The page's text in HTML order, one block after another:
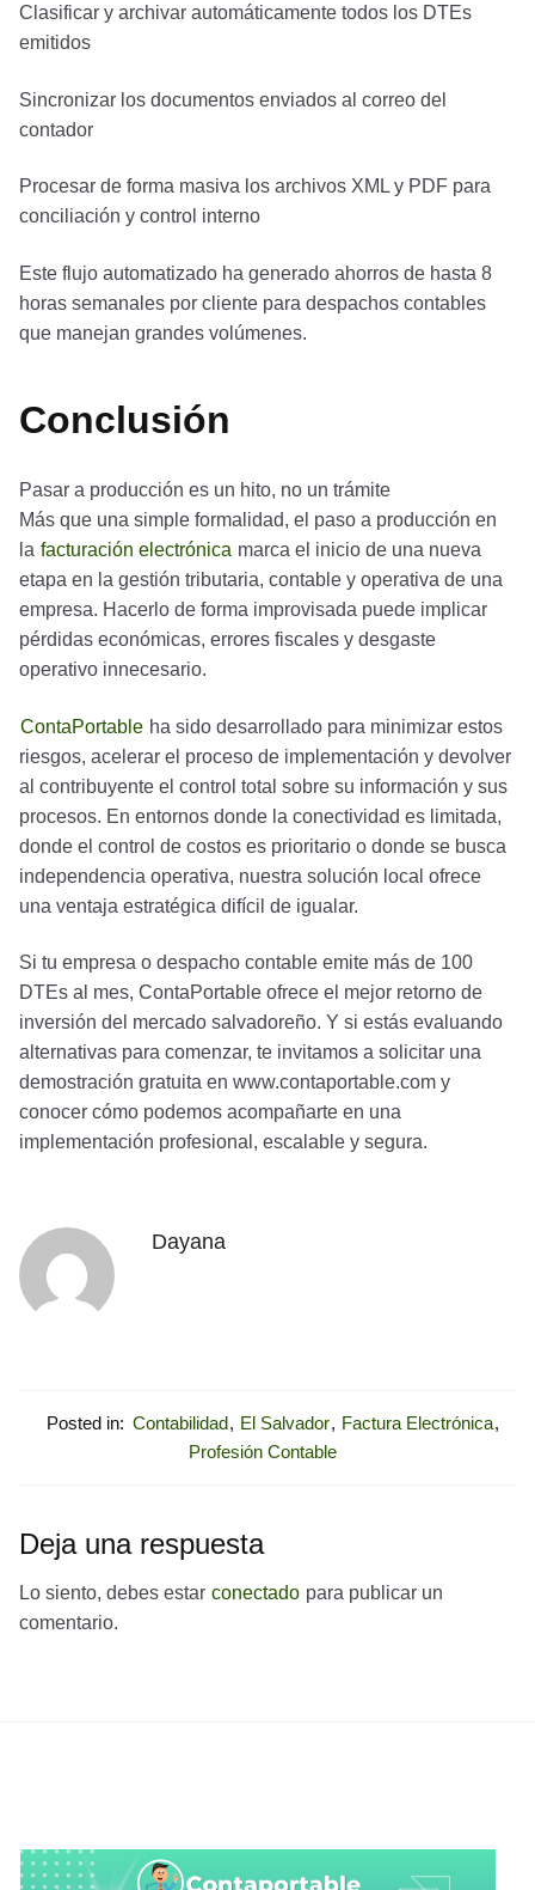
Clasificar y archivar automáticamente todos los DTEs
emitidos
Sincronizar los documentos enviados al correo del
contador
Procesar de forma masiva los archivos XML y PDF para
conciliación y control interno
Este flujo automatizado ha generado ahorros de hasta 8
horas semanales por cliente para despachos contables
que manejan grandes volúmenes.
Conclusión
Pasar a producción es un hito, no un trámite
Más que una simple formalidad, el paso a producción en
la facturación electrónica marca el inicio de una nueva
etapa en la gestión tributaria, contable y operativa de una
empresa. Hacerlo de forma improvisada puede implicar
pérdidas económicas, errores fiscales y desgaste
operativo innecesario.
ContaPortable ha sido desarrollado para minimizar estos
riesgos, acelerar el proceso de implementación y devolver
al contribuyente el control total sobre su información y sus
procesos. En entornos donde la conectividad es limitada,
donde el control de costos es prioritario o donde se busca
independencia operativa, nuestra solución local ofrece
una ventaja estratégica difícil de igualar.
Si tu empresa o despacho contable emite más de 100
DTEs al mes, ContaPortable ofrece el mejor retorno de
inversión del mercado salvadoreño. Y si estás evaluando
alternativas para comenzar, te invitamos a solicitar una
demostración gratuita en www.contaportable.com y
conocer cómo podemos acompañarte en una
implementación profesional, escalable y segura.
Dayana
Posted in: Contabilidad, El Salvador, Factura Electrónica,
Profesión Contable
Deja una respuesta
Lo siento, debes estar conectado para publicar un
comentario.